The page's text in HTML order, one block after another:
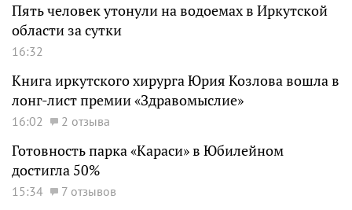
Пять человек утонули на водоемах в Иркутской
области за сутки
16:32
Книга иркутского хирурга Юрия Козлова вошла в
лонг-лист премии «Здравомыслие»
16:02 2 отзыва
Готовность парка «Караси» в Юбилейном
достигла 50%
15:34 7 отзывов